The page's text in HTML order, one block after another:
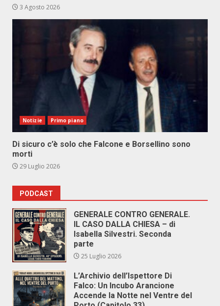
3 Agosto 2026
Notizie Primo piano
Di sicuro c’è solo che Falcone e Borsellino sono
morti
29 Luglio 2026
PODCAST
GENERALE CONTRO GENERALE.
IL CASO DALLA CHIESA – di
Isabella Silvestri. Seconda
parte
25 Luglio 2026
L’Archivio dell’Ispettore Di
Falco: Un Incubo Arancione
Accende la Notte nel Ventre del